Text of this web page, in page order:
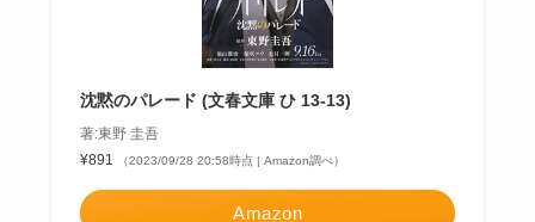
沈黙のパレード (文春文庫 ひ 13-13)
著:東野 圭吾
¥891
（2023/09/28 20:58時点 | Amazon調べ）
Amazon